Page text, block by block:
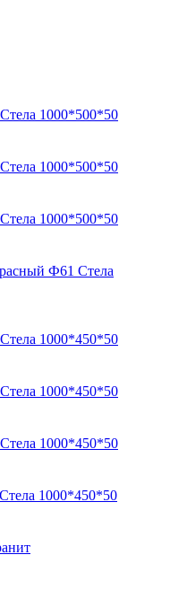
1000*500*50
1000*500*50
1000*500*50
Ф61 Стела
1000*450*50
1000*450*50
1000*450*50
1000*450*50